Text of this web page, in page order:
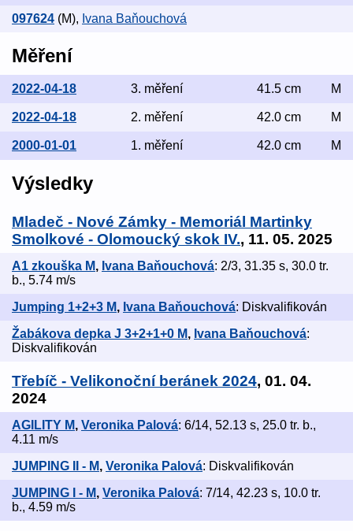
097624 (M), Ivana Baňouchová
Měření
2022-04-18 3. měření 41.5 cm M
2022-04-18 2. měření 42.0 cm M
2000-01-01 1. měření 42.0 cm M
Výsledky
Mladeč - Nové Zámky - Memoriál Martinky
Smolkové - Olomoucký skok IV., 11. 05. 2025
A1 zkouška M, Ivana Baňouchová: 2/3, 31.35 s, 30.0 tr.
b., 5.74 m/s
Jumping 1+2+3 M, Ivana Baňouchová: Diskvalifikován
Žabákova depka J 3+2+1+0 M, Ivana Baňouchová:
Diskvalifikován
Třebíč - Velikonoční beránek 2024, 01. 04.
2024
AGILITY M, Veronika Palová: 6/14, 52.13 s, 25.0 tr. b.,
4.11 m/s
JUMPING II - M, Veronika Palová: Diskvalifikován
JUMPING I - M, Veronika Palová: 7/14, 42.23 s, 10.0 tr.
b., 4.59 m/s